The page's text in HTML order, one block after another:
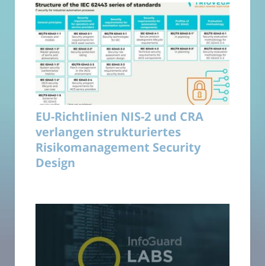
EU-Richtlinien NIS-2 und CRA
verlangen strukturiertes
Risikomanagement Security
Design